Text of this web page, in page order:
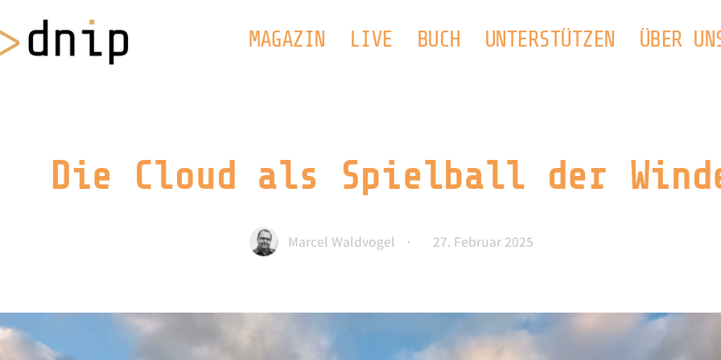
MAGAZIN LIVE BUCH UNTERSTÜTZEN ÜBER
Die Cloud als Spielball der
Marcel Waldvogel 27. Februar 2025